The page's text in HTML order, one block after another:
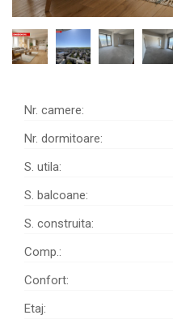
Nr. camere:
Nr. dormitoare:
S. utila:
S. balcoane:
S. construita:
Comp.:
Confort:
Etaj: